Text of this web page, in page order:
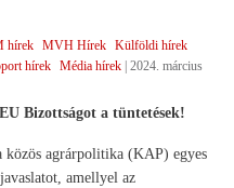
hírek MVH Hírek Külföldi hírek
hírek Média hírek | 2024. március
Bizottságot a tüntetések!
közös agrárpolitika (KAP) egyes
amellyel az